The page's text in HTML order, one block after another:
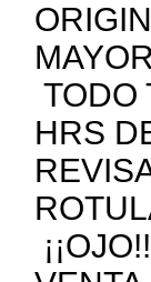
TODO
HRS